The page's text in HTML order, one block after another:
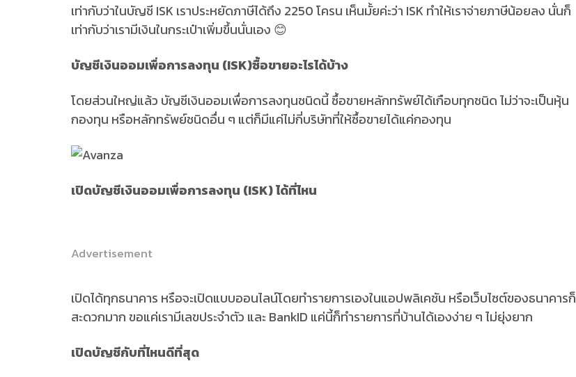
เท่ากับว่าในบัญชี ISK เราประหยัดภาษีได้ถึง 2250 โครน เห็นมั้ยค่ะว่า ISK ทำให้เราจ่ายภาษีน้อยลง นั่นก็
เท่ากับว่าเรามีเงินในกระเป๋าเพิ่มขึ้นนั่นเอง 😊
บัญชีเงินออมเพื่อการลงทุน (ISK)ซื้อขายอะไรได้บ้าง
โดยส่วนใหญ่แล้ว บัญชีเงินออมเพื่อการลงทุนชนิดนี้ ซื้อขายหลักทรัพย์ได้เกือบทุกชนิด ไม่ว่าจะเป็นหุ้น
กองทุน หรือหลักทรัพย์ชนิดอื่น ๆ แต่ก็มีแค่ไม่กี่บริษัทที่ให้ซื้อขายได้แค่กองทุน
เปิดบัญชีเงินออมเพื่อการลงทุน (ISK) ได้ที่ไหน
Advertisement
เปิดได้ทุกธนาคาร หรือจะเปิดแบบออนไลน์โดยทำรายการเองในแอปพลิเคชัน หรือเว็บไซต์ของธนาคารก็
สะดวกมาก ขอแค่เรามีเลขประจำตัว และ BankID แค่นี้ก็ทำรายการที่บ้านได้เองง่าย ๆ ไม่ยุ่งยาก
เปิดบัญชีกับที่ไหนดีที่สุด